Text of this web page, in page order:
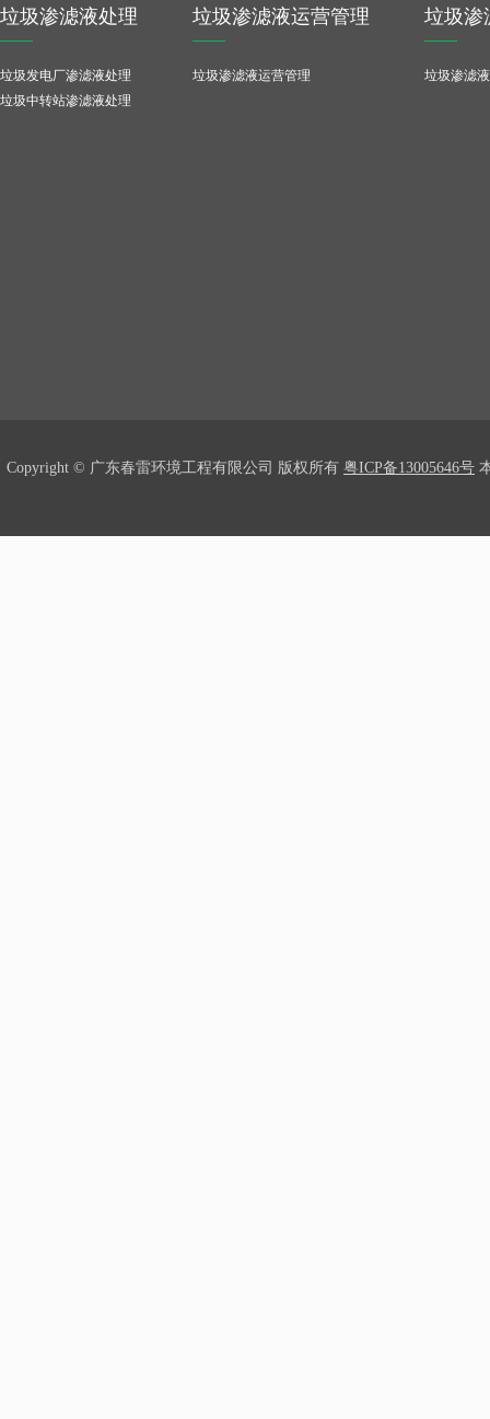
垃圾渗滤液处理
垃圾发电厂渗滤液处理
垃圾中转站渗滤液处理
垃圾渗滤液运营管理
垃圾渗滤液运营管理
垃圾渗
垃圾渗滤
Copyright © 广东春雷环境工程有限公司 版权所有 粤ICP备13005646号